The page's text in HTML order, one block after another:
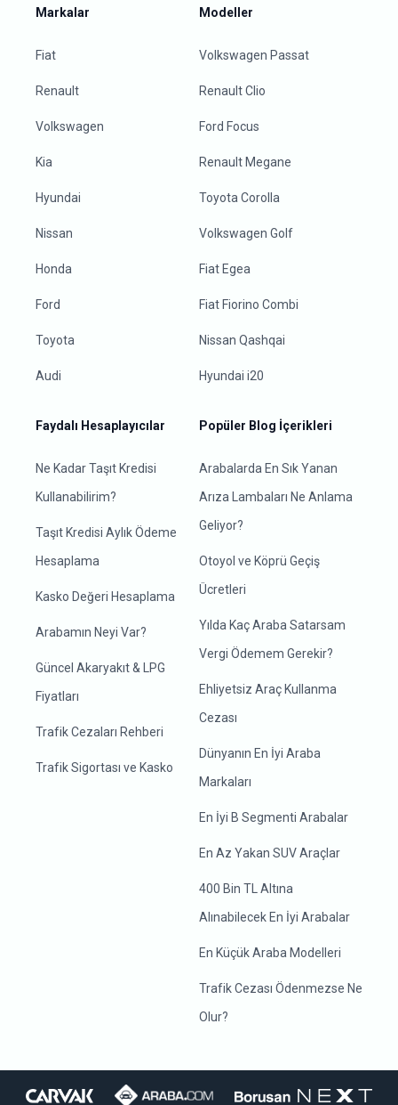
Markalar
Fiat
Renault
Volkswagen
Kia
Hyundai
Nissan
Honda
Ford
Toyota
Audi
Modeller
Volkswagen Passat
Renault Clio
Ford Focus
Renault Megane
Toyota Corolla
Volkswagen Golf
Fiat Egea
Fiat Fiorino Combi
Nissan Qashqai
Hyundai i20
Faydalı Hesaplayıcılar
Ne Kadar Taşıt Kredisi
Kullanabilirim?
Taşıt Kredisi Aylık Ödeme
Hesaplama
Kasko Değeri Hesaplama
Arabamın Neyi Var?
Güncel Akaryakıt & LPG
Fiyatları
Trafik Cezaları Rehberi
Trafik Sigortası ve Kasko
Popüler Blog İçerikleri
Arabalarda En Sık Yanan
Arıza Lambaları Ne Anlama
Geliyor?
Otoyol ve Köprü Geçiş
Ücretleri
Yılda Kaç Araba Satarsam
Vergi Ödemem Gerekir?
Ehliyetsiz Araç Kullanma
Cezası
Dünyanın En İyi Araba
Markaları
En İyi B Segmenti Arabalar
En Az Yakan SUV Araçlar
400 Bin TL Altına
Alınabilecek En İyi Arabalar
En Küçük Araba Modelleri
Trafik Cezası Ödenmezse Ne
Olur?